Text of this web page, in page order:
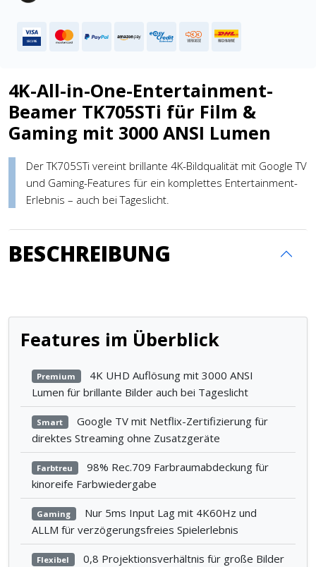
4K-All-in-One-Entertainment-
Beamer TK705STi für Film &
Gaming mit 3000 ANSI Lumen
Der TK705STi vereint brillante 4K-Bildqualität mit Google TV
und Gaming-Features für ein komplettes Entertainment-
Erlebnis – auch bei Tageslicht.
BESCHREIBUNG
Features im Überblick
Premium
4K UHD Auflösung mit 3000 ANSI
Lumen für brillante Bilder auch bei Tageslicht
Smart
Google TV mit Netflix-Zertifizierung für
direktes Streaming ohne Zusatzgeräte
Farbtreu
98% Rec.709 Farbraumabdeckung für
kinoreife Farbwiedergabe
Gaming
Nur 5ms Input Lag mit 4K60Hz und
ALLM für verzögerungsfreies Spielerlebnis
Flexibel
0,8 Projektionsverhältnis für große Bilder